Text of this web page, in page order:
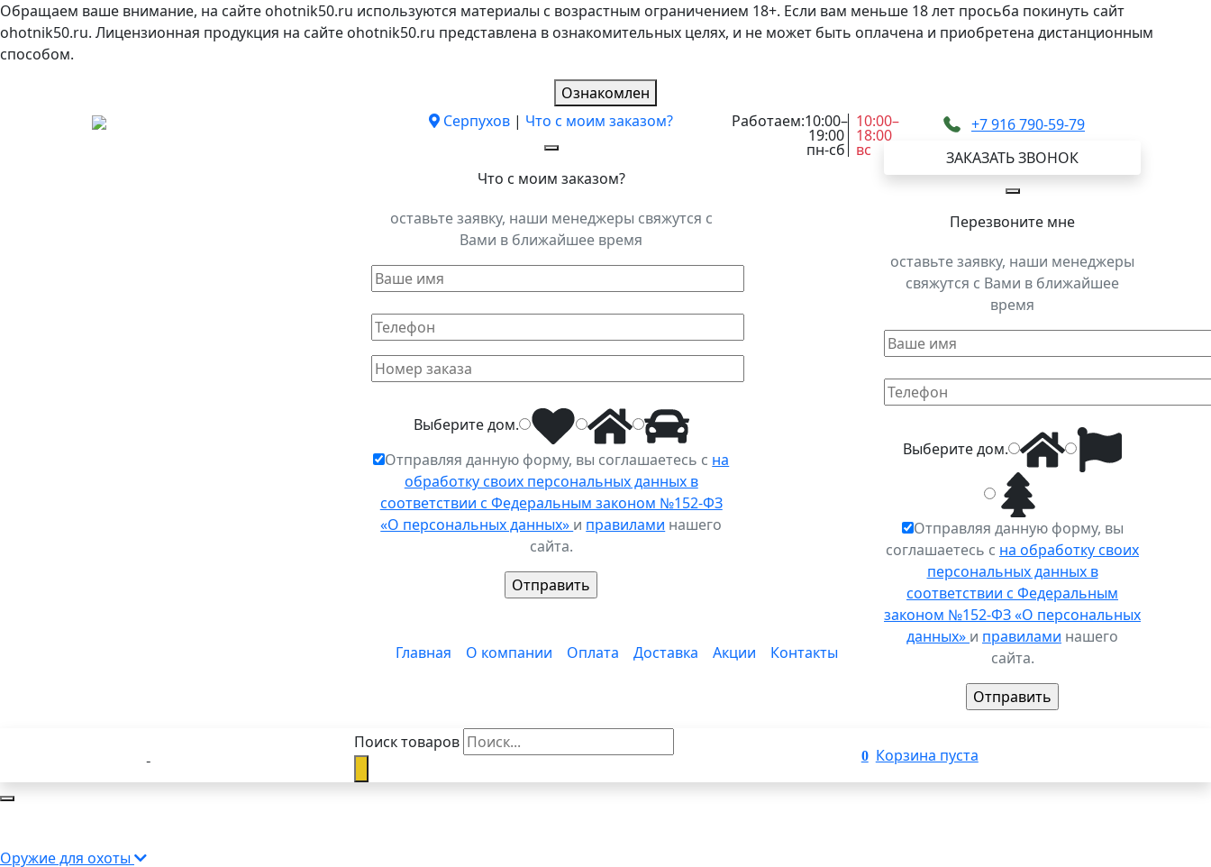
Обращаем ваше внимание, на сайте ohotnik50.ru используются материалы с возрастным ограничением 18+. Если вам меньше 18 лет просьба покинуть сайт
ohotnik50.ru. Лицензионная продукция на сайте ohotnik50.ru представлена в ознакомительных целях, и не может быть оплачена и приобретена дистанционным
способом.
Ознакомлен
Серпухов | Что с моим заказом?
Что с моим заказом?
оставьте заявку, наши менеджеры свяжутся с
Вами в ближайшее время
Выберитедом.
Отправляя данную форму, вы соглашаетесь с на
обработку своих персональных данных в
соответствии с Федеральным законом №152-ФЗ
«О персональных данных» и правилами нашего
сайта.
Работаем:10:00–
19:00
пн-сб
10:00–
18:00
вс
Главная О компании Оплата Доставка Акции Контакты
+7 916 790-59-79
ЗАКАЗАТЬ ЗВОНОК
Перезвоните мне
оставьте заявку, наши менеджеры
свяжутся с Вами в ближайшее
время
Выберитедом.
Отправляя данную форму, вы
соглашаетесь с на обработку своих
персональных данных в
соответствии с Федеральным
законом №152-ФЗ «О персональных
данных» и правилами нашего
сайта.
Поиск товаров
0 Корзина пуста
Оружие для охоты